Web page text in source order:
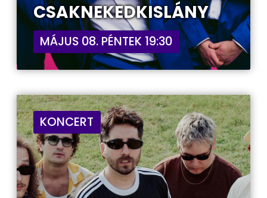
CSAKNEKEDKISLÁNY
MÁJUS 08. PÉNTEK 19:30
KONCERT